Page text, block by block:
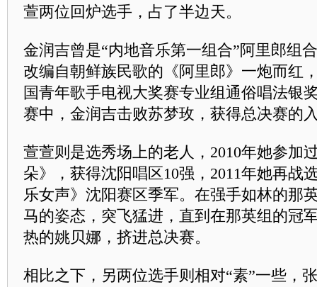
萱两位回炉选手，占了半边天。
金润吉曾是“内地音乐第一组合”阿里郎组
改编自朝鲜族民歌的《阿里郎》一炮而红
国青年歌手电视大奖赛专业组通俗唱法银
赛中，金润吉击败苏梦玫，获得总决赛的
萱萱则是选秀场上的老人，2010年她参加
朵》，获得沈阳唱区10强，2011年她再战
乐女声》沈阳赛区季军。在强手如林的那
马的姿态，突飞猛进，直到在那英组的冠
热的姚贝娜，挤进总决赛。
相比之下，另两位选手则相对“素”一些，